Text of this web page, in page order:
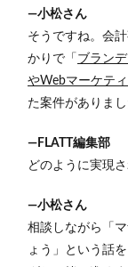
―小松さん
そうですね。会
かりで 「 ブラン
やWebマーケテ
た案件がありまし
―FLATT編集部
どのように実現
―小松さん
相談しながら「
ょう」という話